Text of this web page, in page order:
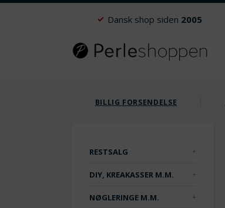
Dansk shop siden 2005
BILLIG FORSENDELSE
RESTSALG
DIY, KREAKASSER M.M.
NØGLERINGE M.M.